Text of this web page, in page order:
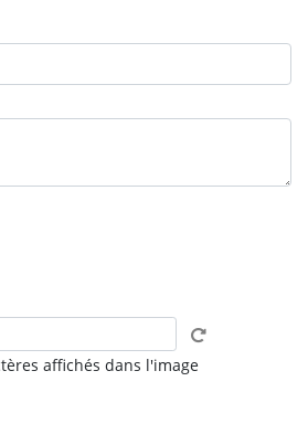
affichés dans l'image